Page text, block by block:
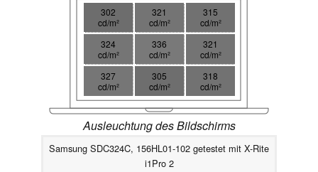
302
cd/m²
321
cd/m²
315
cd/m²
324
cd/m²
336
cd/m²
321
cd/m²
327
cd/m²
305
cd/m²
318
cd/m²
Ausleuchtung des Bildschirms
Samsung SDC324C, 156HL01-102 getestet mit X-Rite
i1Pro 2